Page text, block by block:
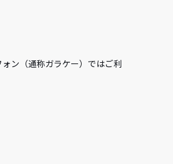
ン（通称ガラケー）ではご利